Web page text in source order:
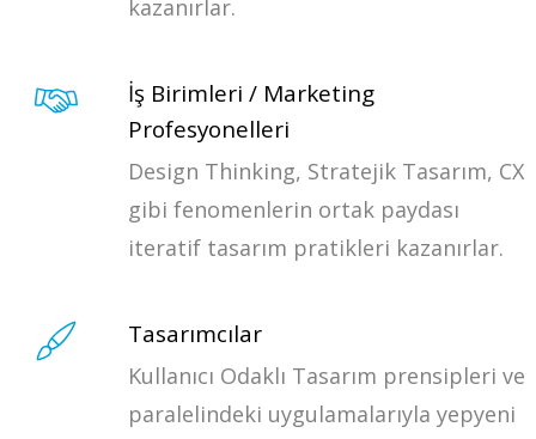
kazanırlar.
İş Birimleri / Marketing
Profesyonelleri
Design Thinking, Stratejik Tasarım, CX
gibi fenomenlerin ortak paydası
iteratif tasarım pratikleri kazanırlar.
Tasarımcılar
Kullanıcı Odaklı Tasarım prensipleri ve
paralelindeki uygulamalarıyla yepyeni